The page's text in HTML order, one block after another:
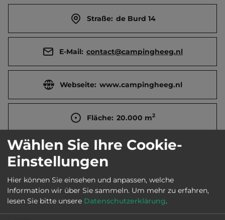
Straße: de Burd 14
E-Mail: contact@campingheeg.nl
Webseite: www.campingheeg.nl
Fläche: 20.000 m2
Öffnungszeiten: 1.4. bis 20.10.
Telefon: 0031 515 442423
Wählen Sie Ihre Cookie-
Einstellungen
Hier können Sie einsehen und anpassen, welche
Information wir über Sie sammeln. Um mehr zu erfahren,
lesen Sie bitte unsere Datenschutzerklärung.